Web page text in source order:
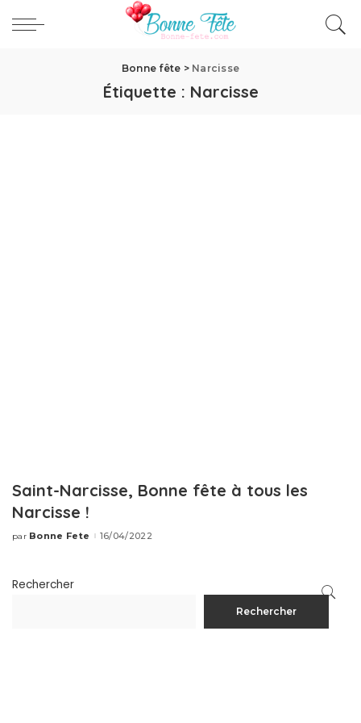
Bonne fête > Narcisse
Étiquette : Narcisse
Saint-Narcisse, Bonne fête à tous les
Narcisse !
Publié
par Bonne Fete 16/04/2022
Rechercher
Rechercher